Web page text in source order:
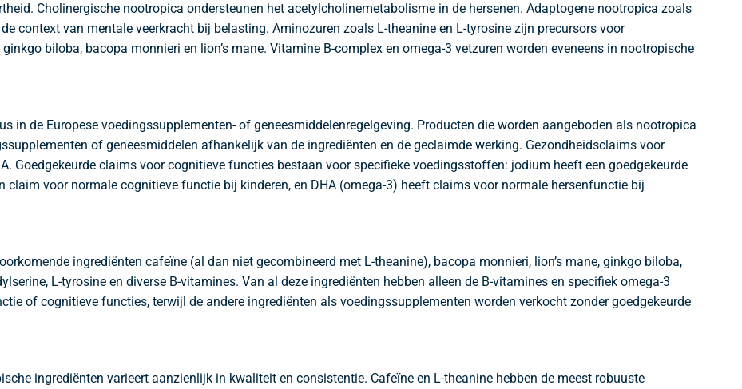
Cholinergische nootropica ondersteunen het acetylcholinemetabolisme in de hersenen. Adaptogene nootropica zoals
context van mentale veerkracht bij belasting. Aminozuren zoals L-theanine en L-tyrosine zijn precursors voor
biloba, bacopa monnieri en lion’s mane. Vitamine B-complex en omega-3 vetzuren worden eveneens in nootropische
in de Europese voedingssupplementen- of geneesmiddelenregelgeving. Producten die worden aangeboden als nootropica
of geneesmiddelen afhankelijk van de ingrediënten en de geclaimde werking. Gezondheidsclaims voor
Goedgekeurde claims voor cognitieve functies bestaan voor specifieke voedingsstoffen: jodium heeft een goedgekeurde
voor normale cognitieve functie bij kinderen, en DHA (omega-3) heeft claims voor normale hersenfunctie bij
ingrediënten cafeïne (al dan niet gecombineerd met L-theanine), bacopa monnieri, lion’s mane, ginkgo biloba,
L-tyrosine en diverse B-vitamines. Van al deze ingrediënten hebben alleen de B-vitamines en specifiek omega-3
of cognitieve functies, terwijl de andere ingrediënten als voedingssupplementen worden verkocht zonder goedgekeurde
ingrediënten varieert aanzienlijk in kwaliteit en consistentie. Cafeïne en L-theanine hebben de meest robuuste